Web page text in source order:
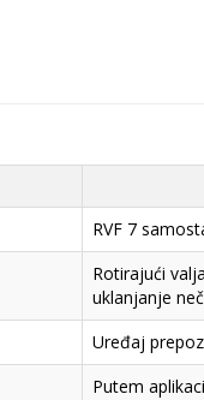
RVF 7
Rotirajući
uklanjanje
Uređaj
Putem